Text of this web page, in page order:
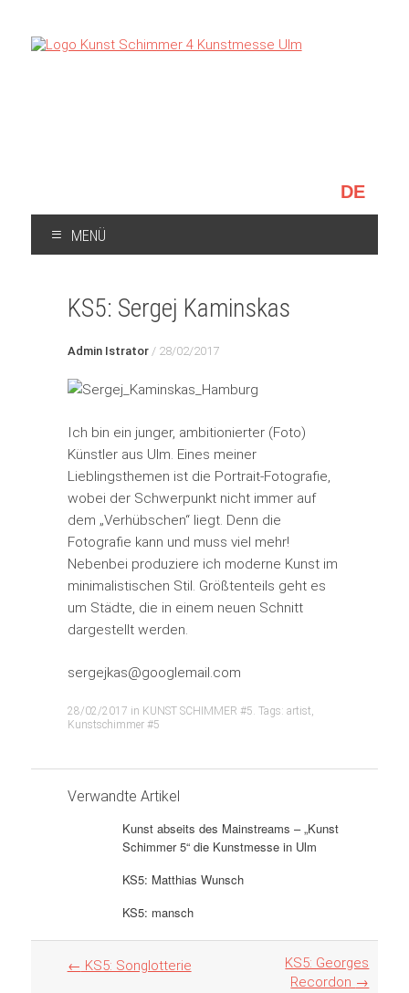
Sprache
auswählen
MENÜ
SPRINGEN
KS5: Sergej Kaminskas
Admin Istrator/ 28/02/2017
Ich bin ein junger, ambitionierter (Foto)
Künstler aus Ulm. Eines meiner
Lieblingsthemen ist die Portrait-Fotografie,
wobei der Schwerpunkt nicht immer auf
dem „Verhübschen“ liegt. Denn die
Fotografie kann und muss viel mehr!
Nebenbei produziere ich moderne Kunst im
minimalistischen Stil. Größtenteils geht es
um Städte, die in einem neuen Schnitt
dargestellt werden.
sergejkas@googlemail.com
28/02/2017 in KUNST SCHIMMER #5 . Tags: artist
Kunstschimmer #5
Verwandte Artikel
Kunst abseits des Mainstreams – „Kunst
Schimmer 5“ die Kunstmesse in Ulm
KS5: Matthias Wunsch
KS5: mansch
Artikel
← KS5: Songlotterie
KS5: Georges
Recordon →